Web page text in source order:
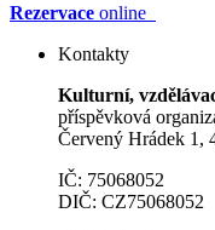
Rezervace online
Kontakty
Kulturní,
příspěvková
Červený Hrádek 1,
IČ: 75068052
DIČ: CZ75068052